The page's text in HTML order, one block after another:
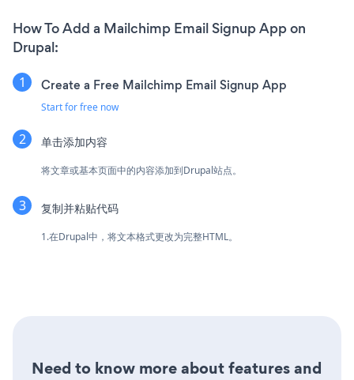
How To Add a Mailchimp Email Signup App on
Drupal:
Create a Free Mailchimp Email Signup App
Start for free now
单击添加内容
将文章或基本页面中的内容添加到Drupal站点。
复制并粘贴代码
1.在Drupal中，将文本格式更改为完整HTML。
Need to know more about features and